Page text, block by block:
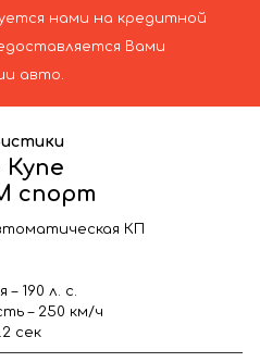
нами на кредитной
Вами
авто.
Купе
спорт
КП
190 л. с.
– 250 км/ч
сек